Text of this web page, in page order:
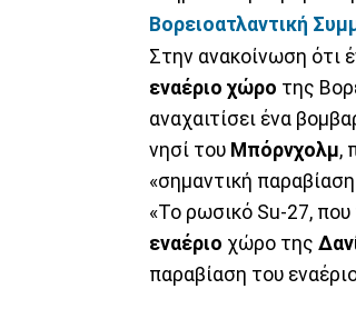
Βορειοατλαντική
Στην ανακοίνωση ότι
εναέριο χώρο της
αναχαιτίσει ένα
νησί του Μπόρνχολμ,
«σημαντική
«Το ρωσικό Su-27,
εναέριο χώρο της
παραβίαση του